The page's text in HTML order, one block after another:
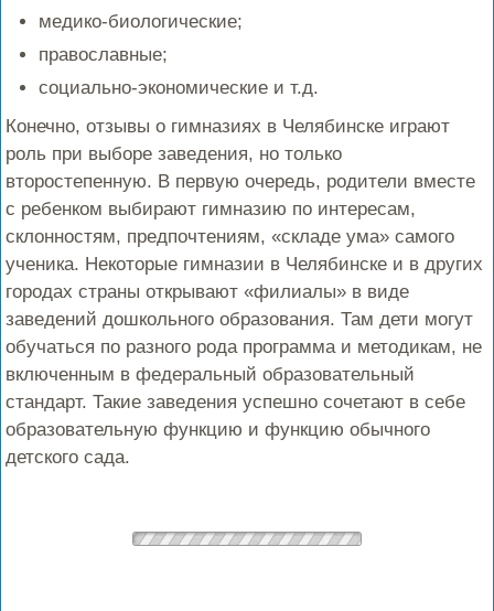
медико-биологические;
православные;
социально-экономические и т.д.
Конечно, отзывы о гимназиях в Челябинске играют
роль при выборе заведения, но только
второстепенную. В первую очередь, родители вместе
с ребенком выбирают гимназию по интересам,
склонностям, предпочтениям, «складе ума» самого
ученика. Некоторые гимназии в Челябинске и в других
городах страны открывают «филиалы» в виде
заведений дошкольного образования. Там дети могут
обучаться по разного рода программа и методикам, не
включенным в федеральный образовательный
стандарт. Такие заведения успешно сочетают в себе
образовательную функцию и функцию обычного
детского сада.